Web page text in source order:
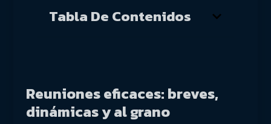
Tabla De Contenidos
Reuniones eficaces: breves,
dinámicas y al grano